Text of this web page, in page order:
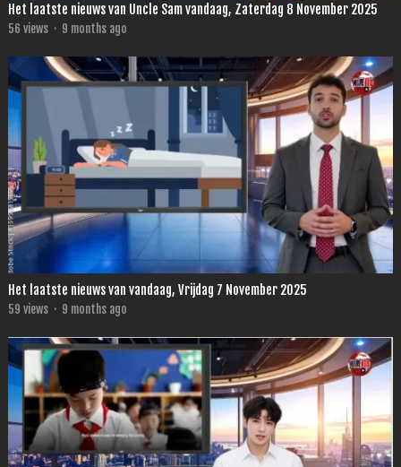
Het laatste nieuws van Uncle Sam vandaag, Zaterdag 8 November 2025
56 views · 9 months ago
Het laatste nieuws van vandaag, Vrijdag 7 November 2025
59 views · 9 months ago